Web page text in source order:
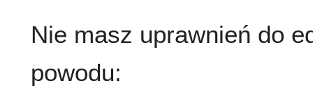
Nie masz uprawnień do
powodu: